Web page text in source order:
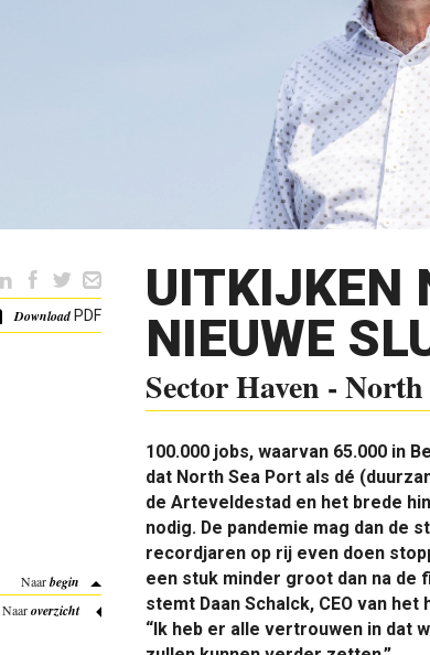
UITKIJKEN
NIEUWE
Sector Haven -
100.000 jobs, waarvan 65.000 in
dat North Sea Port als dé
de Arteveldestad en het brede
nodig. De pandemie mag dan de
recordjaren op rij even doen
een stuk minder groot dan na de
stemt Daan Schalck, CEO van
“Ik heb er alle vertrouwen in dat
DownloadPDF
Naarbegin
Naaroverzicht